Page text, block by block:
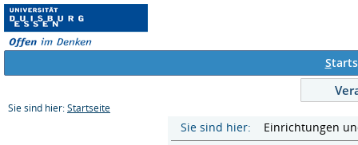
S
Sie sind hier: Startseite
Sie sind hier: Einrichtungen